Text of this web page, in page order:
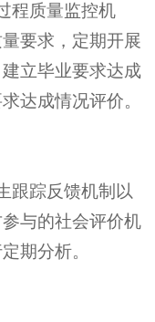
程质量监控机
要求，定期开展
立毕业要求达成
达成情况评价。
跟踪反馈机制以
与的社会评价机
期分析。